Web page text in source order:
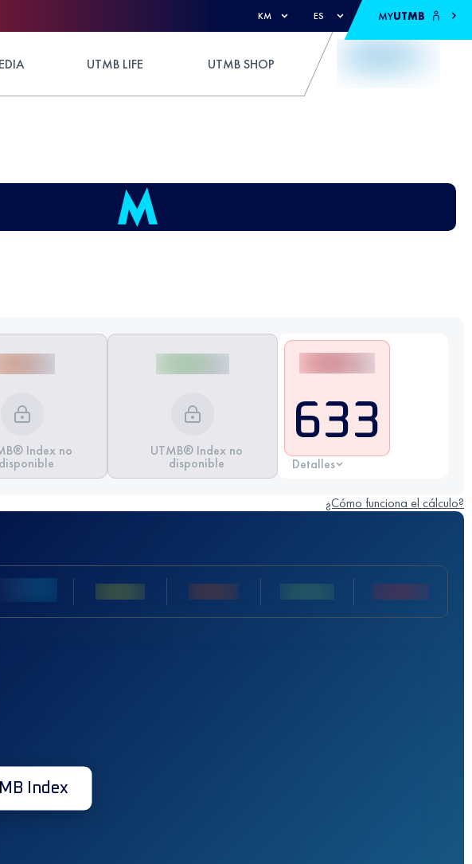
KM ES MYUTMB
UTMB LIFE UTMB SHOP
Index no
disponible
UTMB® Index no
disponible
633
Detalles
¿Cómo funciona el cálculo?
Index